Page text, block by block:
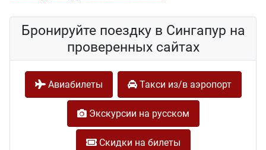
Бронируйте поездку в Сингапур на
проверенных сайтах
Авиабилеты Такси из/в аэропорт
Экскурсии на русском
Скидки на билеты